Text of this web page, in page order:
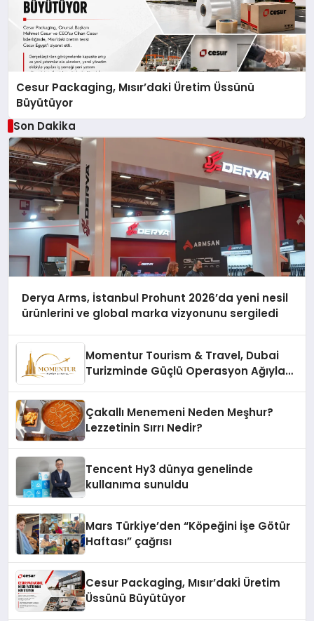
Cesur Packaging, Mısır’daki Üretim Üssünü
Büyütüyor
Son Dakika
Derya Arms, İstanbul Prohunt 2026’da yeni nesil
ürünlerini ve global marka vizyonunu sergiledi
Momentur Tourism & Travel, Dubai
Turizminde Güçlü Operasyon Ağıyla
Çakallı Menemeni Neden Meşhur?
Lezzetinin Sırrı Nedir?
Tencent Hy3 dünya genelinde
kullanıma sunuldu
Mars Türkiye’den “Köpeğini İşe Götür
Haftası” çağrısı
Cesur Packaging, Mısır’daki Üretim
Üssünü Büyütüyor